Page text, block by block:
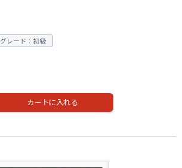
グレード：初級
カートに入れる